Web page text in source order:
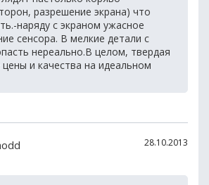
разрешение экрана) что
наряду с экраном ужасное
сенсора. В мелкие детали с
нереально.В целом, твердая
и качества на идеальном
28.10.2013